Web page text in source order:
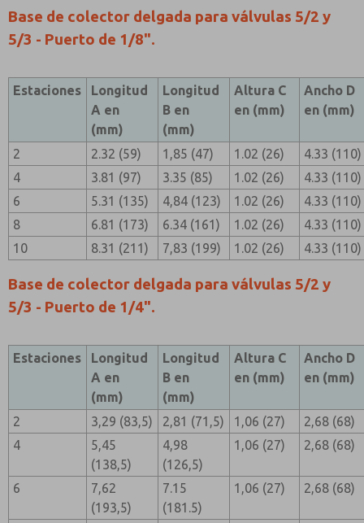
Base de colector delgada para válvulas 5/2 y
5/3 - Puerto de 1/8".
Estaciones
Longitud
A en
(mm)
Longitud
B en
(mm)
Altura C
en (mm)
Ancho D
en (mm)
2 2.32 (59) 1,85 (47) 1.02 (26)
4.33 (110)
4
3.81 (97) 3.35 (85) 1.02 (26)
4.33 (110)
6
5.31 (135) 4,84 (123) 1.02 (26)
4.33 (110)
8
6.81 (173) 6.34 (161) 1.02 (26)
4.33 (110)
10
8.31 (211) 7,83 (199) 1.02 (26) 4.33 (110)
Base de colector delgada para válvulas 5/2 y
5/3 - Puerto de 1/4".
Estaciones
Longitud
A en
(mm)
Longitud
B en
(mm)
Altura C
en (mm)
Ancho D
en (mm)
2 3,29 (83,5) 2,81 (71,5) 1,06 (27)
2,68 (68)
4
5,45
(138,5)
4,98
(126,5)
1,06 (27) 2,68 (68)
6
7,62
(193,5)
7.15
(181.5)
1,06 (27) 2,68 (68)